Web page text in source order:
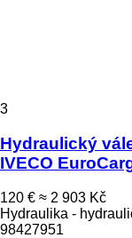
3
Hydraulický
IVECO
120 € ≈ 2 903 Kč
Hydraulika -
98427951